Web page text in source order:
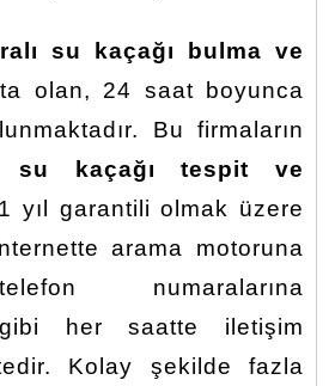
su kaçağı bulma ve
olan, 24 saat boyunca
Bu firmaların
su kaçağı tespit ve
yıl garantili olmak üzere
arama motoruna
numaralarına
gibi her saatte iletişim
Kolay şekilde fazla